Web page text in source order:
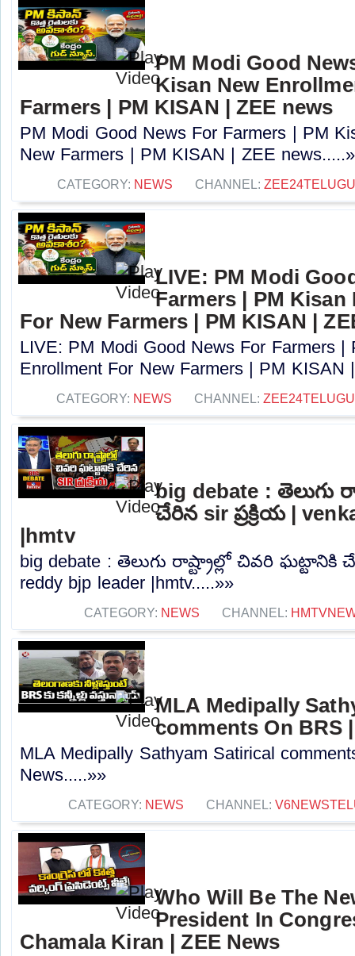
PM Modi Good
Kisan New
Farmers | PM KISAN | ZEE news
PM Modi Good News For Farmers | PM
New Farmers | PM KISAN | ZEE
CATEGORY: NEWS CHANNEL:
LIVE: PM Modi
Farmers | PM
For New Farmers | PM KISAN |
LIVE: PM Modi Good News For Farmers |
Enrollment For New Farmers | PM KISAN
CATEGORY: NEWS CHANNEL:
big debate : తెలుగు
చేరిన sir ప్రక్రియ |
|hmtv
big debate : తెలుగు రాష్ట్రాల్లో చివరి ఘట్టానికి
reddy bjp leader |hmtv.....»»
CATEGORY: NEWS CHANNEL:
MLA Medipally
comments On BRS
MLA Medipally Sathyam Satirical
News.....»»
CATEGORY: NEWS CHANNEL:
Who Will Be The
President In
Chamala Kiran | ZEE News